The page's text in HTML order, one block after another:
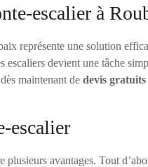
escalier à
représente une solution
devient une tâche
maintenant de devis gratuits
escalier
avantages. Tout